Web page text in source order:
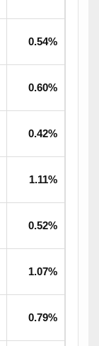
0.54%
0.60%
0.42%
1.11%
0.52%
1.07%
0.79%